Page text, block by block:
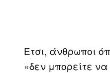
Έτσι, άνθρωποι
«δεν μπορείτε